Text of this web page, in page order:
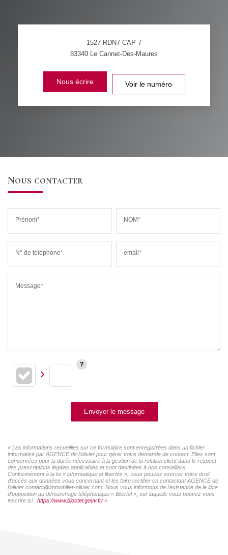
1527 RDN7 CAP 7
83340 Le Cannet-Des-Maures
Nous écrire Voir le numéro
Nous contacter
Prénom* NOM*
N° de téléphone* email*
Message*
Envoyer le message
« Les informations recueillies sur ce formulaire sont enregistrées dans un fichier
informatisé par AGENCE de l'olivier pour gérer votre demande de contact. Elles sont
conservées pour la durée nécessaire à la gestion de la relation client dans le respect
des prescriptions légales applicables et sont destinées à nos conseillers
Conformément à la loi « informatique et libertés », vous pouvez exercer votre droit
d'accès aux données vous concernant et les faire rectifier en contactant AGENCE de
l'olivier contact@immobilier-olivier.com. Nous vous informons de l'existence de la liste
d'opposition au démarchage téléphonique « Bloctel », sur laquelle vous pouvez vous
inscrire ici : https://www.bloctel.gouv.fr/»